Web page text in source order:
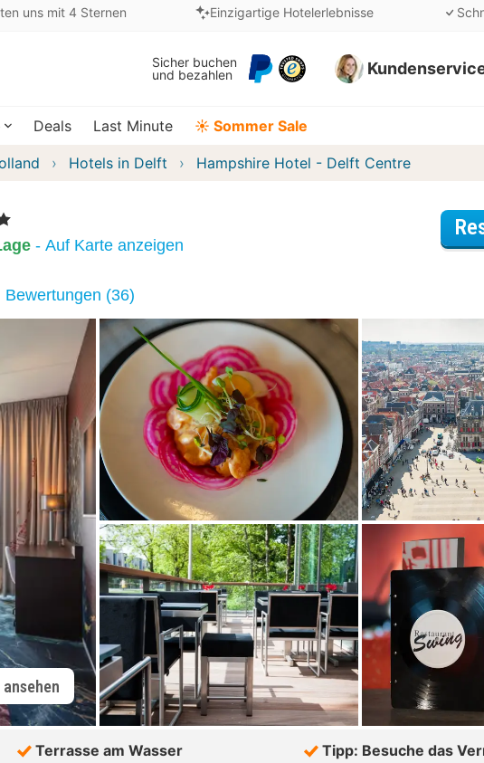
uns mit 4 Sternen Einzigartige Hotelerlebnisse
Sicher buchen
und bezahlen
Deals Last Minute ☀️ Sommer Sale
Hotels in Delft Hampshire Hotel - Delft Centre
- Auf Karte anzeigen
Bewertungen (36)
Terrasse am Wasser Tipp: Besuche das